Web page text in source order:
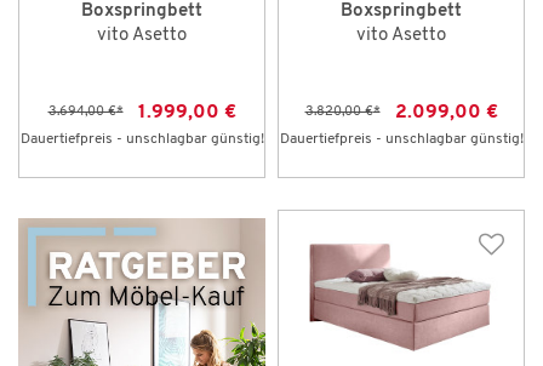
Boxspringbett
vito Asetto
3.694,00 €* 1.999,00 €
Dauertiefpreis - unschlagbar günstig!
Boxspringbett
vito Asetto
3.820,00 €* 2.099,00 €
Dauertiefpreis - unschlagbar günstig!